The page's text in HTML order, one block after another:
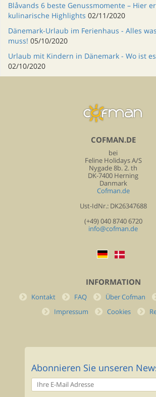
Blåvands 6 beste Genussmomente – Hier
kulinarische Highlights 02/11/2020
Dänemark-Urlaub im Ferienhaus - Alles
muss! 05/10/2020
Urlaub mit Kindern in Dänemark - Wo ist
02/10/2020
COFMAN.DE
bei
Feline Holidays A/S
Nygade 8b. 2. th
DK-7400 Herning
Danmark
Cofman.de
Ust-IdNr.: DK26347688
(+49) 040 8740 6720
info@cofman.de
INFORMATION
Kontakt FAQ Über Cofman
Impressum
Cookies
Abonnieren Sie unseren